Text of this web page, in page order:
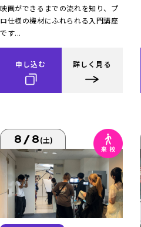
映画ができるまでの流れを知り、プ
ロ仕様の機材にふれられる入門講座
です...
申し込む 詳しく見る
8/8(土)